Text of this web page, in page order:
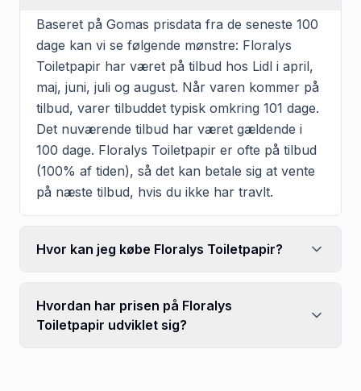
Baseret på Gomas prisdata fra de seneste 100
dage kan vi se følgende mønstre: Floralys
Toiletpapir har været på tilbud hos Lidl i april,
maj, juni, juli og august. Når varen kommer på
tilbud, varer tilbuddet typisk omkring 101 dage.
Det nuværende tilbud har været gældende i
100 dage. Floralys Toiletpapir er ofte på tilbud
(100% af tiden), så det kan betale sig at vente
på næste tilbud, hvis du ikke har travlt.
Hvor kan jeg købe Floralys Toiletpapir?
Hvordan har prisen på Floralys
Toiletpapir udviklet sig?